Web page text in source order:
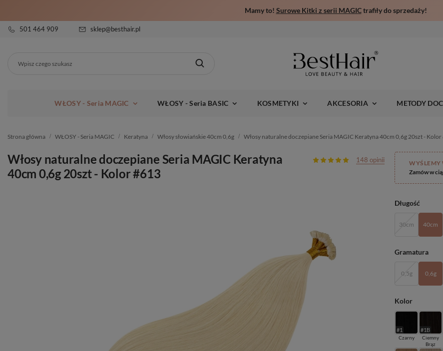
Mamy to! Surowe Kitki z serii MAGICtrafiły do sprzedaży!
501 464 909 sklep@besthair.pl
WŁOSY - Seria MAGIC WŁOSY - Seria BASIC KOSMETYKI AKCESORIA METODY
Strona główna WŁOSY - Seria MAGIC Keratyna Włosy słowiańskie 40cm 0,6g Włosy naturalne doczepiane Seria MAGIC Keratyna 40cm 0,6g 20szt -
Włosy naturalne doczepiane Seria MAGIC Keratyna
40cm 0,6g 20szt - Kolor #613
148 opinii
WYŚLEMY
Zamów w
Długość
30cm 40cm
Gramatura
0,5g 0,6g
Kolor
#1
Czarny
#1B
Ciemny
Brąz